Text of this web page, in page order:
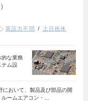
英語力不問
土日祝休
的な業務
テム設
において、製品及び部品の開
ームエアコン・…